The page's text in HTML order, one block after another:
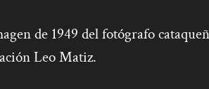
de 1949 del fotógrafo
Leo Matiz.